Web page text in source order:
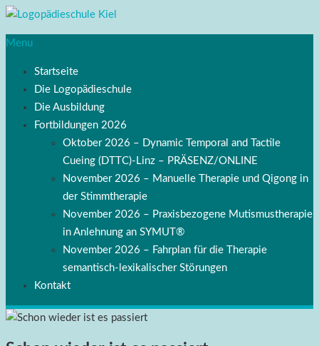
Menu
Startseite
Die Logopädieschule
Die Ausbildung
Fortbildungen 2026
Oktober 2026 – Dynamic Temporal and Tactile
Cueing (DTTC)-Linz – PRÄSENZ/ONLINE
November 2026 – Manuelle Therapie und Qigong in
der Stimmtherapie
November 2026 – Praxisbezogene Mutismustherapie
in Anlehnung an SYMUT®
November 2026 – Fahrplan für die Therapie
semantisch-lexikalischer Störungen
Kontakt